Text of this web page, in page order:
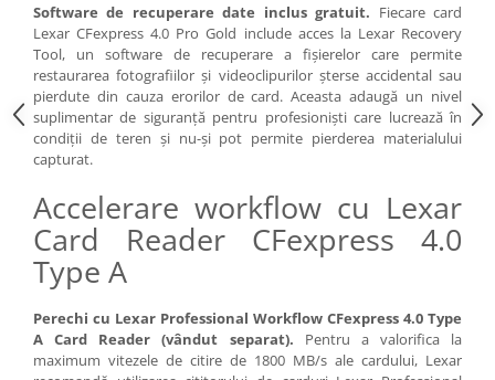
Trepiede pentru compacte /
webcam-uri
Monopiede foto/video
Cap trepied si monopied
Carucioare trepied (Dolly)
Placute cap trepied
Huse trepied / stativ lumini
Sina Focus pentru Macro
Accesorii trepiede si monopiede
Selfie Stick
Studio/Lumini si accesorii
Software de recuperare date inclus gratuit. Fiecare card
Lexar CFexpress 4.0 Pro Gold include acces la Lexar Recovery
Tool, un software de recuperare a fișierelor care permite
restaurarea fotografiilor și videoclipurilor șterse accidental sau
pierdute din cauza erorilor de card. Aceasta adaugă un nivel
suplimentar de siguranță pentru profesioniști care lucrează în
condiții de teren și nu-și pot permite pierderea materialului
capturat.
Accelerare workflow cu Lexar
Card Reader CFexpress 4.0
Type A
Perechi cu Lexar Professional Workflow CFexpress 4.0 Type
A Card Reader (vândut separat). Pentru a valorifica la
maximum vitezele de citire de 1800 MB/s ale cardului, Lexar